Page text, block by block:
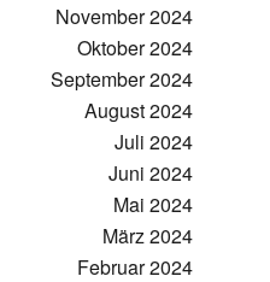
November 2024
Oktober 2024
September 2024
August 2024
Juli 2024
Juni 2024
Mai 2024
März 2024
Februar 2024